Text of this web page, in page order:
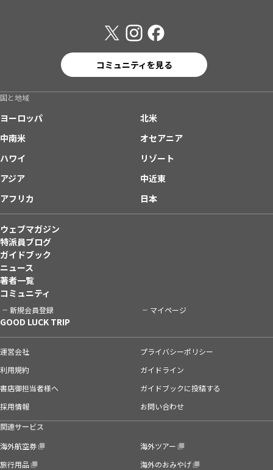
コミュニティを見る
国と地域
ヨーロッパ
北米
中南米
オセアニア
ハワイ
リゾート
アジア
中近東
アフリカ
日本
ウェブマガジン
特派員ブログ
ガイドブック
ニュース
著者一覧
コミュニティ
新規会員登録 マイページ
GOOD LUCK TRIP
運営会社
プライバシーポリシー
利用規約
ガイドライン
書店御担当者様へ
ガイドブックに投稿する
採用情報
お問い合わせ
関連サービス
海外航空券
海外ツアー
旅行用品
海外のおみやげ